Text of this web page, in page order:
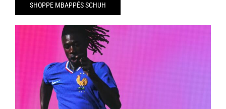
SHOPPE MBAPPÉS SCHUH